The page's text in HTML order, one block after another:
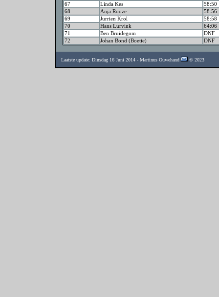
67
Linda Kes
58:50
68
Anja Rooze
58:56
69
Jurrien Krol
58:58
70
Hans Lurvink
64:06
71
Ben Bruidegom
DNF
72
Johan Bond (Boetie) DNF
Laatste update: Dinsdag 16 Juni 2014 - Martinus Ouwehand © 2023